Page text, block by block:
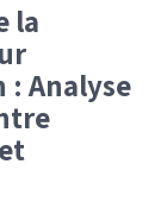
la
: Analyse